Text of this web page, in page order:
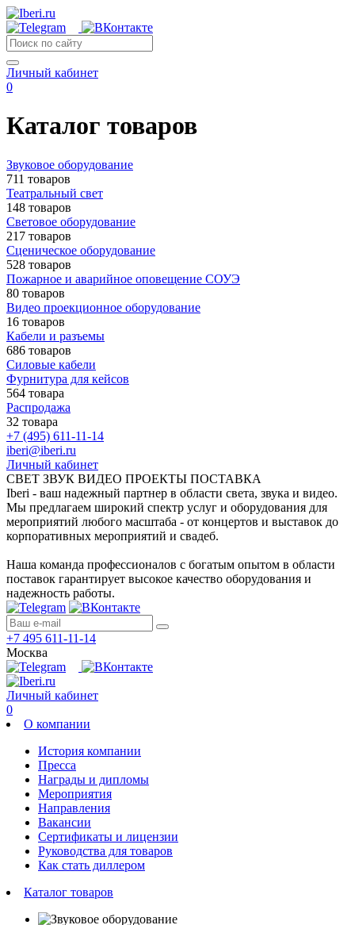
Личный кабинет
0
Каталог товаров
Звуковое оборудование
711 товаров
Театральный свет
148 товаров
Световое оборудование
217 товаров
Сценическое оборудование
528 товаров
Пожарное и аварийное оповещение СОУЭ
80 товаров
Видео проекционное оборудование
16 товаров
Кабели и разъемы
686 товаров
Силовые кабели
Фурнитура для кейсов
564 товара
Распродажа
32 товара
+7 (495) 611-11-14
iberi@iberi.ru
Личный кабинет
СВЕТ ЗВУК ВИДЕО ПРОЕКТЫ ПОСТАВКА
Iberi - ваш надежный партнер в области света, звука и видео.
Мы предлагаем широкий спектр услуг и оборудования для
мероприятий любого масштаба - от концертов и выставок до
корпоративных мероприятий и свадеб.
Наша команда профессионалов с богатым опытом в области
поставок гарантирует высокое качество оборудования и
надежность работы.
+7 495 611-11-14
Москва
Личный кабинет
0
О компании
История компании
Пресса
Награды и дипломы
Мероприятия
Направления
Вакансии
Сертификаты и лицензии
Руководства для товаров
Как стать диллером
Каталог товаров